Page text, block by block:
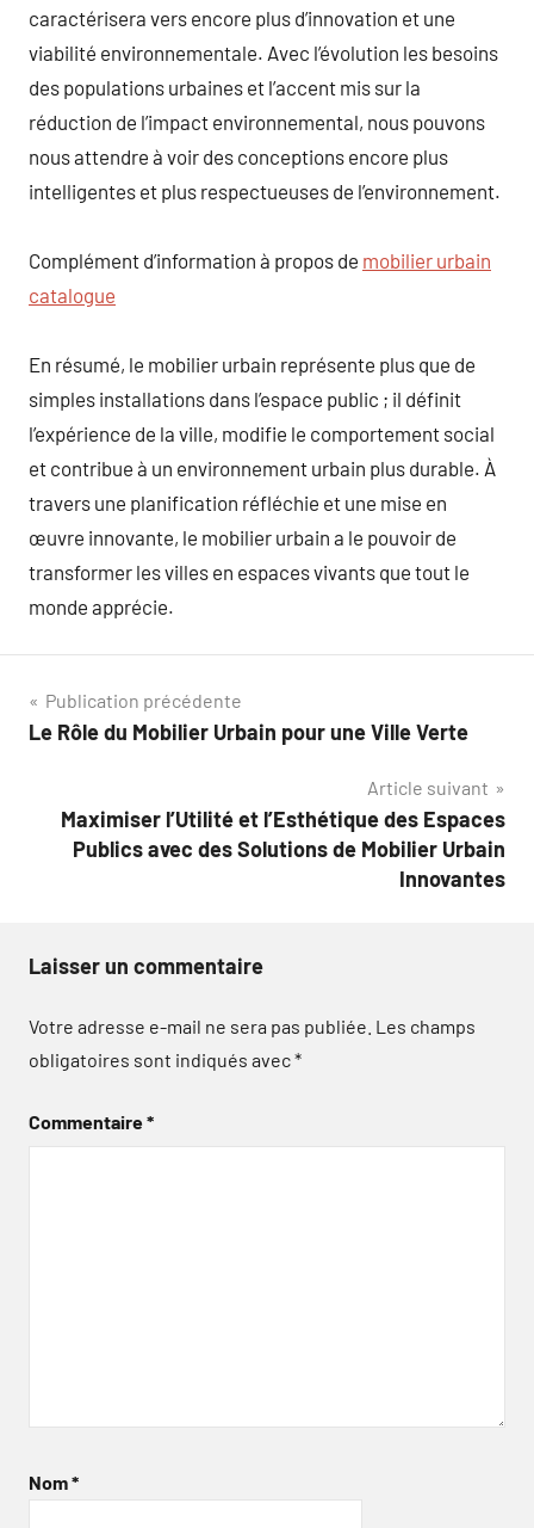
caractérisera vers encore plus d’innovation et une
viabilité environnementale. Avec l’évolution les besoins
des populations urbaines et l’accent mis sur la
réduction de l’impact environnemental, nous pouvons
nous attendre à voir des conceptions encore plus
intelligentes et plus respectueuses de l’environnement.
Complément d’information à propos de mobilier urbain
catalogue
En résumé, le mobilier urbain représente plus que de
simples installations dans l’espace public ; il définit
l’expérience de la ville, modifie le comportement social
et contribue à un environnement urbain plus durable. À
travers une planification réfléchie et une mise en
œuvre innovante, le mobilier urbain a le pouvoir de
transformer les villes en espaces vivants que tout le
monde apprécie.
Navigation
de
Publication précédente
Le Rôle du Mobilier Urbain pour une Ville Verte
Article suivant
Maximiser l’Utilité et l’Esthétique des Espaces
Publics avec des Solutions de Mobilier Urbain
Innovantes
Laisser un commentaire
Votre adresse e-mail ne sera pas publiée. Les champs
obligatoires sont indiqués avec*
Commentaire*
Nom*